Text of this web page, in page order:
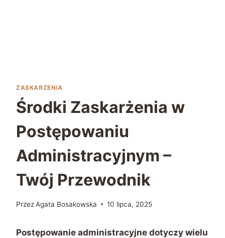
ZASKARZENIA
Środki Zaskarżenia w
Postępowaniu
Administracyjnym –
Twój Przewodnik
PrzezAgata Bosakowska 10 lipca, 2025
Postępowanie administracyjne dotyczy wielu